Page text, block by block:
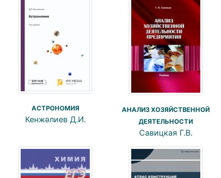
АСТРОНОМИЯ
Кенжәлиев Д.И.
АНАЛИЗ ХОЗЯЙСТВЕННОЙ
ДЕЯТЕЛЬНОСТИ
Савицкая Г.В.